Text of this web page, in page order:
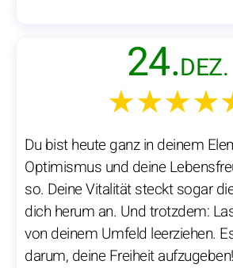
24.DEZ.
Du bist heute ganz in deinem
Optimismus und deine
so. Deine Vitalität steckt sogar
dich herum an. Und trotzdem:
von deinem Umfeld leerziehen.
darum, deine Freiheit aufzugeben!